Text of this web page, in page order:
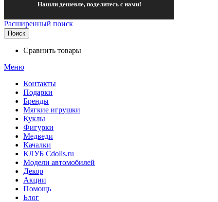
Нашли дешевле, поделитесь с нами!
Расширенный поиск
Поиск
Сравнить товары
Меню
Контакты
Подарки
Бренды
Мягкие игрушки
Куклы
Фигурки
Медведи
Качалки
КЛУБ Cdolls.ru
Модели автомобилей
Декор
Акции
Помощь
Блог